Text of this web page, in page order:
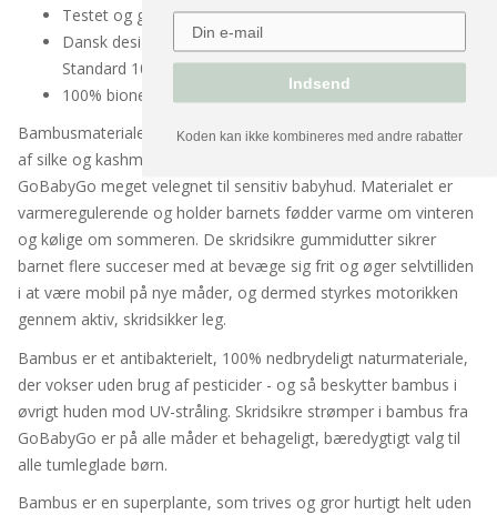
Testet og godkendt for sundhedsskadelige stoffer
Dansk design - produceret i Europa og Oeko-Tex
Standard 100 certificeret
100% bionedbrydelig
Bambusmaterialet er meget blødt og føles som en kombination
af silke og kashmir, og derfor er bambusstrømper fra
GoBabyGo meget velegnet til sensitiv babyhud. Materialet er
varmeregulerende og holder barnets fødder varme om vinteren
og kølige om sommeren. De skridsikre gummidutter sikrer
barnet flere succeser med at bevæge sig frit og øger selvtilliden
i at være mobil på nye måder, og dermed styrkes motorikken
gennem aktiv, skridsikker leg.
Bambus er et antibakterielt, 100% nedbrydeligt naturmateriale,
der vokser uden brug af pesticider - og så beskytter bambus i
øvrigt huden mod UV-stråling. Skridsikre strømper i bambus fra
GoBabyGo er på alle måder et behageligt, bæredygtigt valg til
alle tumleglade børn.
Bambus er en superplante, som trives og gror hurtigt helt uden
Indsend
Koden kan ikke kombineres med andre rabatter